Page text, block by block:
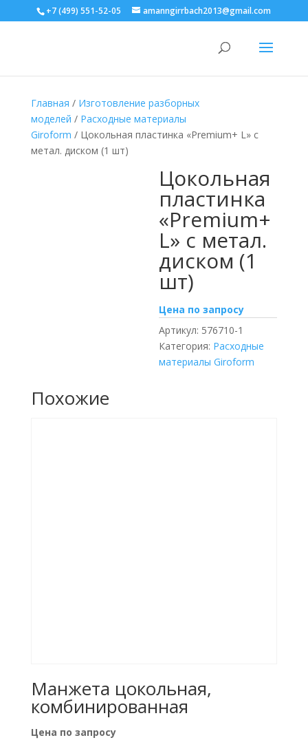
+7 (499) 551-52-05 amanngirrbach2013@gmail.com
Главная / Изготовление разборных
моделей / Расходные материалы
Giroform / Цокольная пластинка «Premium+ L» с
метал. диском (1 шт)
Цокольная
пластинка
«Premium+
L» с метал.
диском (1
шт)
Цена по запросу
Артикул: 576710-1
Категория: Расходные
материалы Giroform
Похожие
Манжета цокольная,
комбинированная
Цена по запросу